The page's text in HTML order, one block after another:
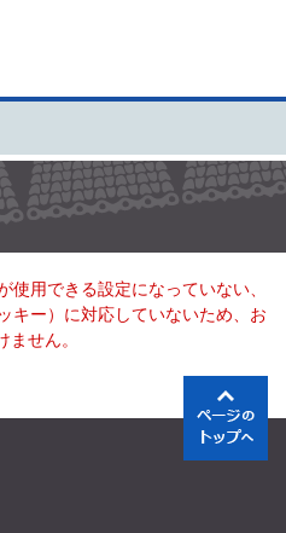
用できる設定になっていない、
キー）に対応していないため、お
せん。